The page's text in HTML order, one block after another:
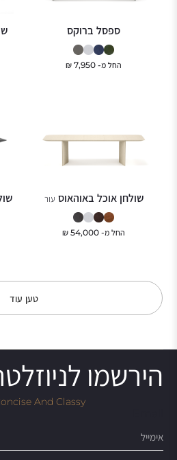
ספסל ברוקס
החל מ- 7,950
₪
שולחן אוכל באוהאוס עור
החל מ- 54,000
₪
טען עוד
הירשמו
And Classy